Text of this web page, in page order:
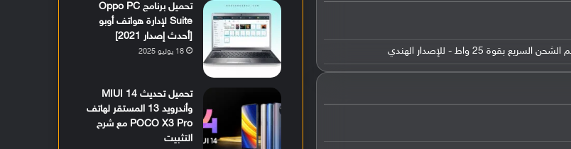
تحميل برنامج Oppo PC
Suite لإدارة هواتف أوبو
[أحدث إصدار 2021]
18 يوليو 2025
تحميل تحديث MIUI 14
وأندرويد 13 المستقر لهاتف
POCO X3 Pro مع شرح
التثبيت